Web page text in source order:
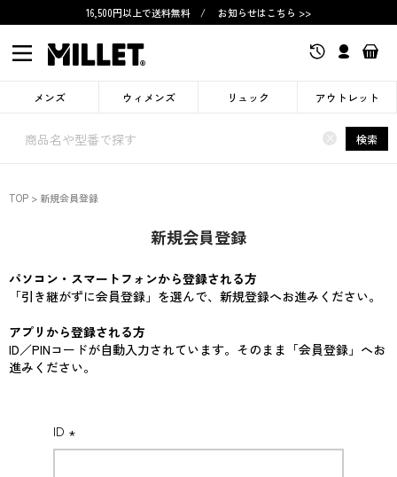
16,500円以上で送料無料 / お知らせはこちら >>
メンズ ウィメンズ リュック アウトレット
× 検索
TOP 新規会員登録
新規会員登録
パソコン・スマートフォンから登録される方
「引き継がずに会員登録」を選んで、新規登録へお進みください。
アプリから登録される方
ID／PINコードが自動入力されています。そのまま「会員登録」へお
進みください。
ID
(必